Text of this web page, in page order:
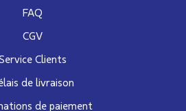
FAQ
CGV
Clients
de livraison
de paiement